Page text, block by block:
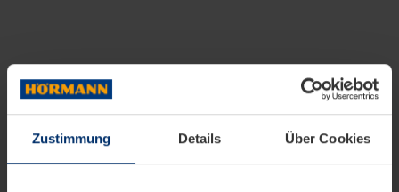
Zustimmung Details Über Cookies